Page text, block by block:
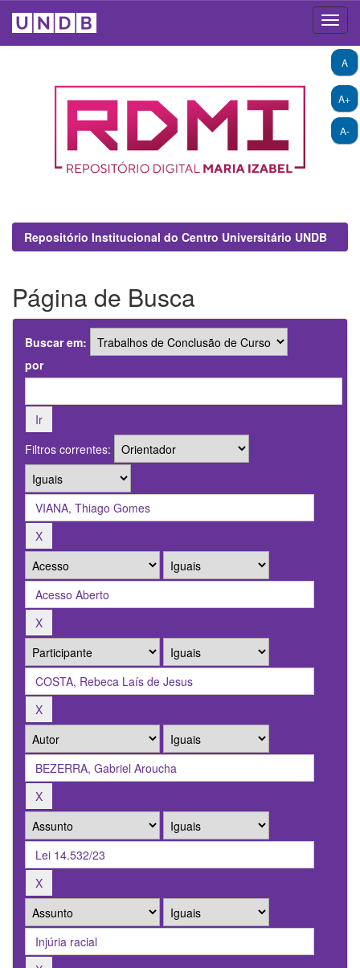
A+
A-
A
Repositório Institucional do Centro Universitário UNDB
Página de Busca
Buscar em:
por
Filtros correntes: